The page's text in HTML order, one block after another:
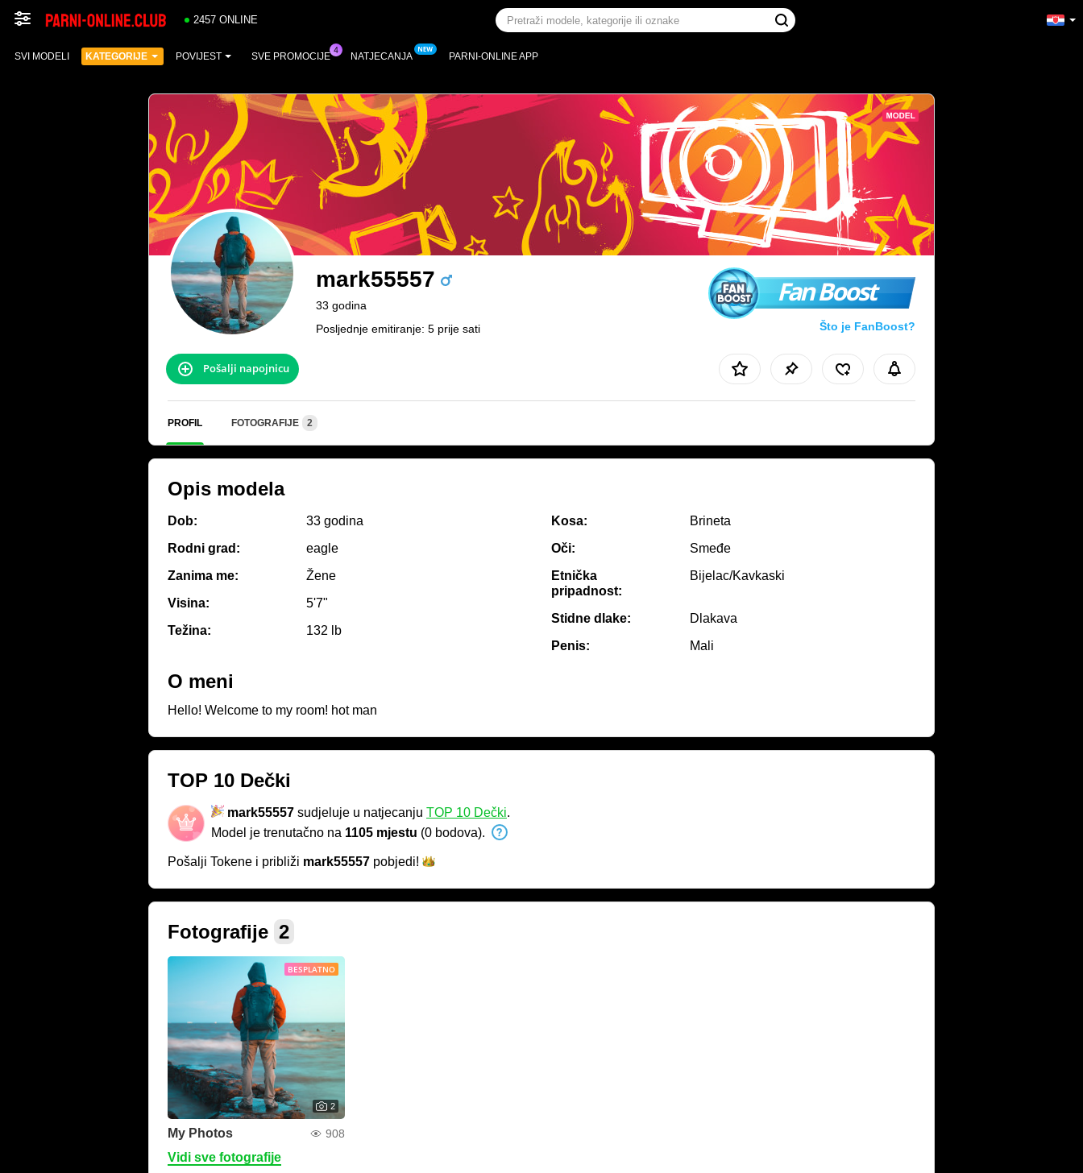
2457 ONLINE
SVI MODELI KATEGORIJE POVIJEST SVE PROMOCIJE NATJECANJA PARNI-ONLINE APP
mark55557
33 godina
Posljednje emitiranje: 5 prije sati
Fan Boost
Što je FanBoost?
Pošalji napojnicu
PROFIL FOTOGRAFIJE 2
Opis modela
Dob:
33 godina
Rodni grad:
eagle
Zanima me:
Žene
Visina:
5'7"
Težina:
132 lb
Kosa:
Brineta
Oči:
Smeđe
Etnička
pripadnost:
Bijelac/Kavkaski
Stidne dlake:
Dlakava
Penis:
Mali
O meni
Hello! Welcome to my room! hot man
TOP 10 Dečki
mark55557 sudjeluje u natjecanju TOP 10 Dečki.
Model je trenutačno na 1105 mjestu (0 bodova).
Pošalji Tokene i približi mark55557 pobjedi!
Fotografije 2
BESPLATNO
2
My Photos 908
Vidi sve fotografije